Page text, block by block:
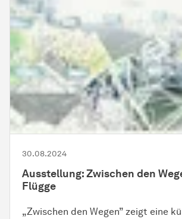
30.08.2024
Ausstellung: Zwischen den
Flügge
„Zwischen den Wegen” zeigt eine